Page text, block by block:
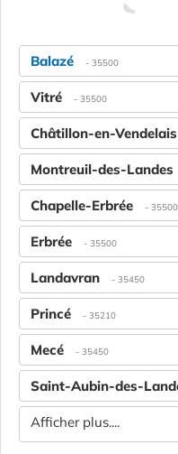
Balazé - 35500
Vitré - 35500
Châtillon-en-Vendelais
Montreuil-des-Landes
Chapelle-Erbrée - 35500
Erbrée - 35500
Landavran - 35450
Princé - 35210
Mecé - 35450
Saint-Aubin-des-
Afficher plus....